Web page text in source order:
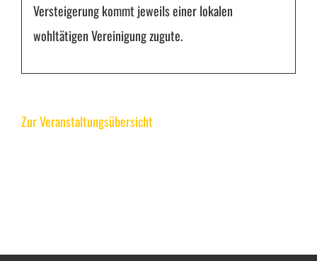
Versteigerung kommt jeweils einer lokalen
wohltätigen Vereinigung zugute.
Zur Veranstaltungsübersicht